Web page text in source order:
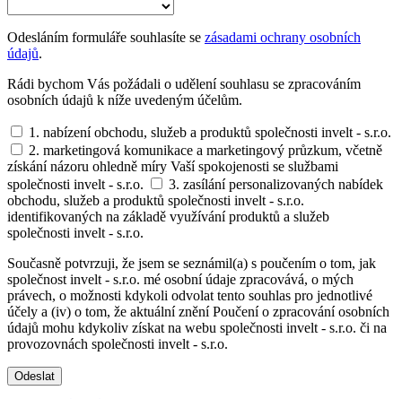
Odesláním formuláře souhlasíte se zásadami ochrany osobních
údajů.
Rádi bychom Vás požádali o udělení souhlasu se zpracováním
osobních údajů k níže uvedeným účelům.
1. nabízení obchodu, služeb a produktů společnosti invelt - s.r.o.
2. marketingová komunikace a marketingový průzkum, včetně
získání názoru ohledně míry Vaší spokojenosti se službami
společnosti invelt - s.r.o.
3. zasílání personalizovaných nabídek
obchodu, služeb a produktů společnosti invelt - s.r.o.
identifikovaných na základě využívání produktů a služeb
společnosti invelt - s.r.o.
Současně potvrzuji, že jsem se seznámil(a) s poučením o tom, jak
společnost invelt - s.r.o. mé osobní údaje zpracovává, o mých
právech, o možnosti kdykoli odvolat tento souhlas pro jednotlivé
účely a (iv) o tom, že aktuální znění Poučení o zpracování osobních
údajů mohu kdykoliv získat na webu společnosti invelt - s.r.o. či na
provozovnách společnosti invelt - s.r.o.
Odeslat